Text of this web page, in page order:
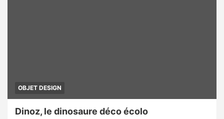
OBJET DESIGN
Dinoz, le dinosaure déco écolo